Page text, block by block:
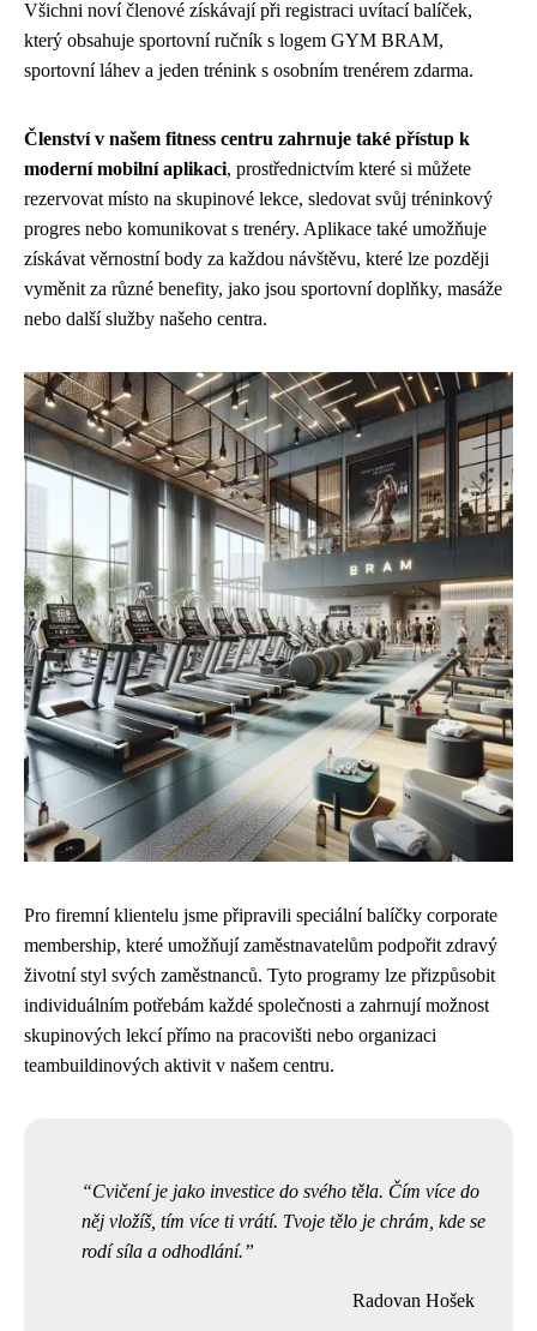
Všichni noví členové získávají při registraci uvítací balíček,
který obsahuje sportovní ručník s logem GYM BRAM,
sportovní láhev a jeden trénink s osobním trenérem zdarma.
Členství v našem fitness centru zahrnuje také přístup k
moderní mobilní aplikaci, prostřednictvím které si můžete
rezervovat místo na skupinové lekce, sledovat svůj tréninkový
progres nebo komunikovat s trenéry. Aplikace také umožňuje
získávat věrnostní body za každou návštěvu, které lze později
vyměnit za různé benefity, jako jsou sportovní doplňky, masáže
nebo další služby našeho centra.
Pro firemní klientelu jsme připravili speciální balíčky corporate
membership, které umožňují zaměstnavatelům podpořit zdravý
životní styl svých zaměstnanců. Tyto programy lze přizpůsobit
individuálním potřebám každé společnosti a zahrnují možnost
skupinových lekcí přímo na pracovišti nebo organizaci
teambuildinových aktivit v našem centru.
Cvičení je jako investice do svého těla. Čím více do
něj vložíš, tím více ti vrátí. Tvoje tělo je chrám, kde se
rodí síla a odhodlání.
Radovan Hošek